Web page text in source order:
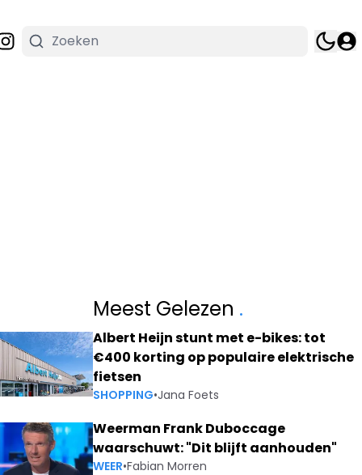
Meest Gelezen .
Albert Heijn stunt met e-bikes: tot
€400 korting op populaire elektrische
fietsen
SHOPPING•Jana Foets
Weerman Frank Duboccage
waarschuwt: "Dit blijft aanhouden"
WEER•Fabian Morren